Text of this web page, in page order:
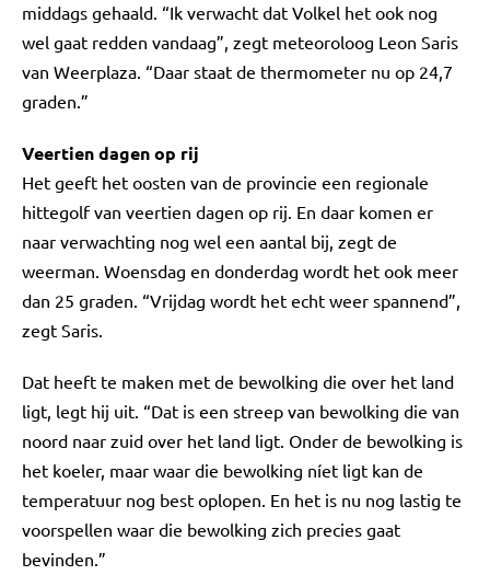
middags gehaald. “Ik verwacht dat Volkel het ook nog
wel gaat redden vandaag”, zegt meteoroloog Leon Saris
van Weerplaza. “Daar staat de thermometer nu op 24,7
graden.”
Veertien dagen op rij
Het geeft het oosten van de provincie een regionale
hittegolf van veertien dagen op rij. En daar komen er
naar verwachting nog wel een aantal bij, zegt de
weerman. Woensdag en donderdag wordt het ook meer
dan 25 graden. “Vrijdag wordt het echt weer spannend”,
zegt Saris.
Dat heeft te maken met de bewolking die over het land
ligt, legt hij uit. “Dat is een streep van bewolking die van
noord naar zuid over het land ligt. Onder de bewolking is
het koeler, maar waar die bewolking níet ligt kan de
temperatuur nog best oplopen. En het is nu nog lastig te
voorspellen waar die bewolking zich precies gaat
bevinden.”